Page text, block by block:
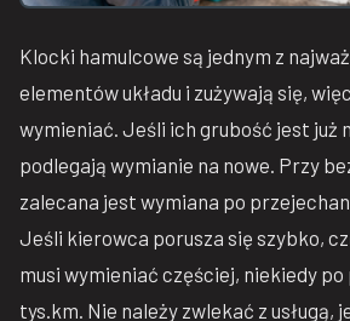
Klocki hamulcowe są jednym z
elementów układu i zużywają się,
wymieniać. Jeśli ich grubość jest już
podlegają wymianie na nowe. Przy
zalecana jest wymiana po
Jeśli kierowca porusza się szybko,
musi wymieniać częściej, niekiedy po
tys.km. Nie należy zwlekać z usługą,